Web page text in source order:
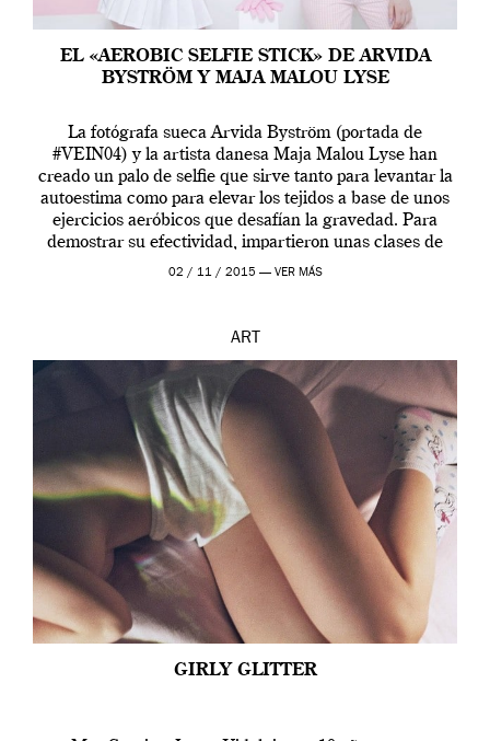
EL «AEROBIC SELFIE STICK» DE ARVIDA
BYSTRÖM Y MAJA MALOU LYSE
La fotógrafa sueca Arvida Byström (portada de
#VEIN04) y la artista danesa Maja Malou Lyse han
creado un palo de selfie que sirve tanto para levantar la
autoestima como para elevar los tejidos a base de unos
ejercicios aeróbicos que desafían la gravedad. Para
demostrar su efectividad, impartieron unas clases de
prueba en el Tate […]
02 / 11 / 2015 — VER MÁS
ART
GIRLY GLITTER